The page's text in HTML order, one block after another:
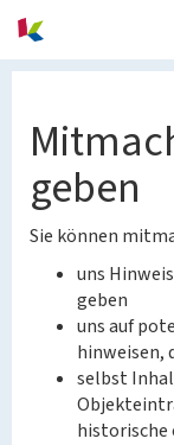
geben
Sie können
uns
geben
uns auf
hinweisen,
selbst
historische